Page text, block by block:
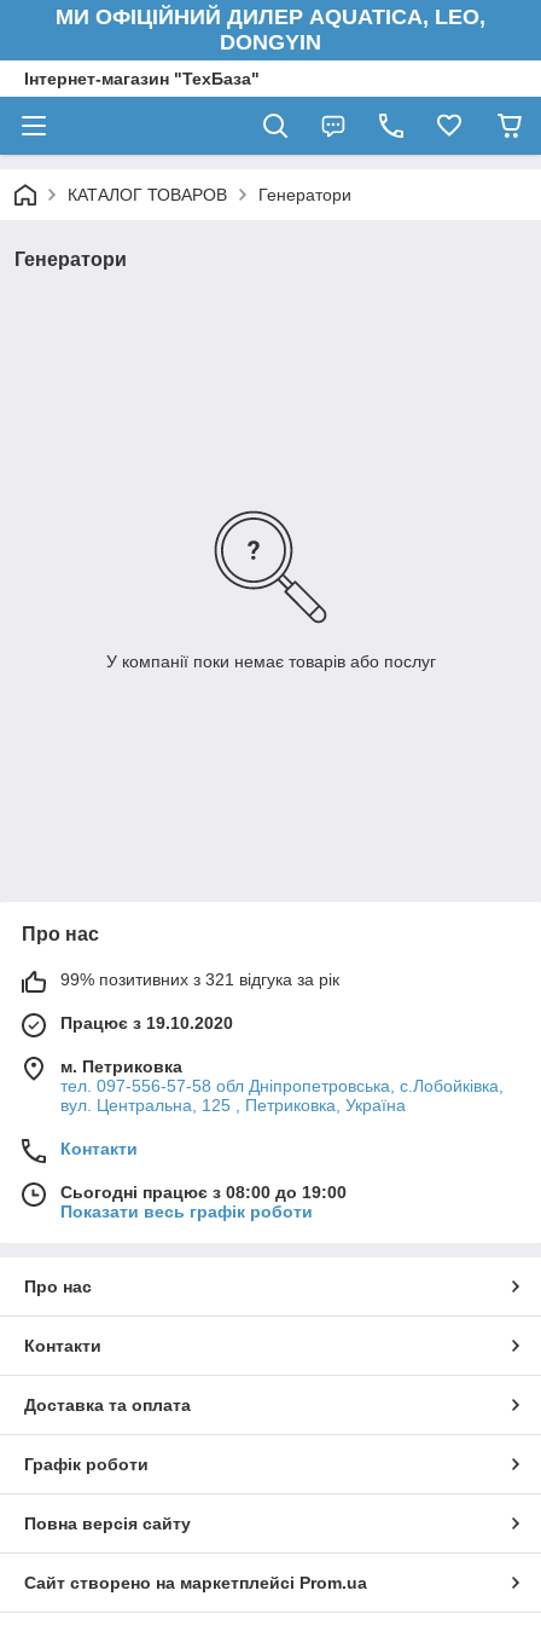
МИ ОФІЦІЙНИЙ ДИЛЕР AQUATICA, LEO,
DONGYIN
Інтернет-магазин "ТехБаза"
КАТАЛОГ ТОВАРОВ Генератори
Генератори
У компанії поки немає товарів або послуг
Про нас
99% позитивних з 321 відгука за рік
Працює з 19.10.2020
м. Петриковка
тел. 097-556-57-58 обл Дніпропетровська, с.Лобойківка,
вул. Центральна, 125 , Петриковка, Україна
Контакти
Сьогодні працює з 08:00 до 19:00
Показати весь графік роботи
Про нас
Контакти
Доставка та оплата
Графік роботи
Повна версія сайту
Сайт створено на маркетплейсі Prom.ua